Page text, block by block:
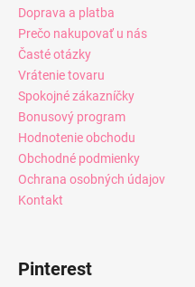
Doprava a platba
Prečo nakupovať u nás
Časté otázky
Vrátenie tovaru
Spokojné zákazníčky
Bonusový program
Hodnotenie obchodu
Obchodné podmienky
Ochrana osobných údajov
Kontakt
Pinterest